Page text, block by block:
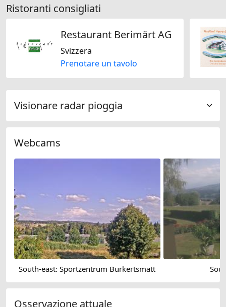
Ristoranti consigliati
Restaurant Berimärt AG
Svizzera
Prenotare un tavolo
Visionare radar pioggia
Webcams
South-east: Sportzentrum Burkertsmatt
Osservazione attuale